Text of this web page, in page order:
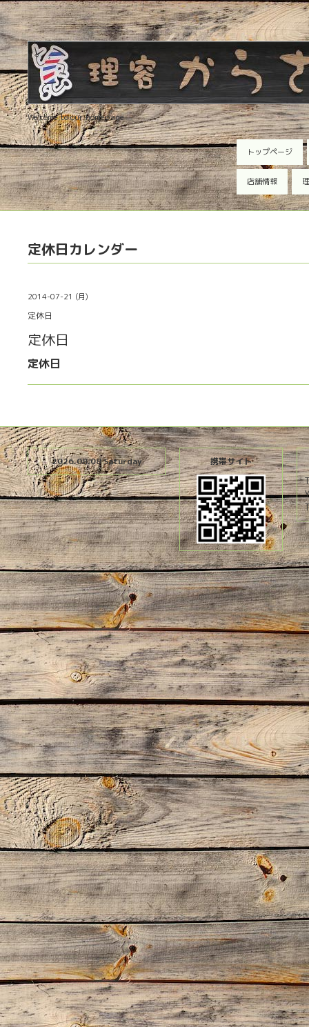
Welcome to our homepage
トップページ
店舗情報
定休日カレンダー
2014-07-21 (月)
定休日
定休日
定休日
2026.08.08 Saturday 携帯サイト